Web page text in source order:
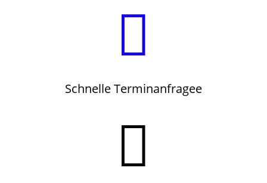

Schnelle Terminanfragee
